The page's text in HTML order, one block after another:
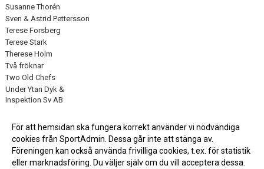
Susanne Thorén
Sven & Astrid Pettersson
Terese Forsberg
Terese Stark
Therese Holm
Två fröknar
Two Old Chefs
Under Ytan Dyk &
Inspektion Sv AB
Vestbjergs Autolack AB
Åsa Stenström
För att hemsidan ska fungera korrekt använder vi nödvändiga
cookies från SportAdmin. Dessa går inte att stänga av.
Föreningen kan också använda frivilliga cookies, t.ex. för statistik
eller marknadsföring. Du väljer själv om du vill acceptera dessa.